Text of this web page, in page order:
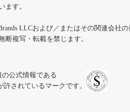
ます。
LLCおよび／またはその関連会社
複写・転載を禁じます。
公式情報である
許されているマークです。